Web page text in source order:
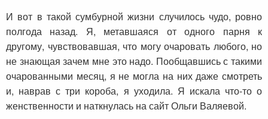
И вот в такой сумбурной жизни случилось чудо, ровно
полгода назад. Я, метавшаяся от одного парня к
другому, чувствовавшая, что могу очаровать любого, но
не знающая зачем мне это надо. Пообщавшись с такими
очарованными месяц, я не могла на них даже смотреть
и, наврав с три короба, я уходила. Я искала что-то о
женственности и наткнулась на сайт Ольги Валяевой.